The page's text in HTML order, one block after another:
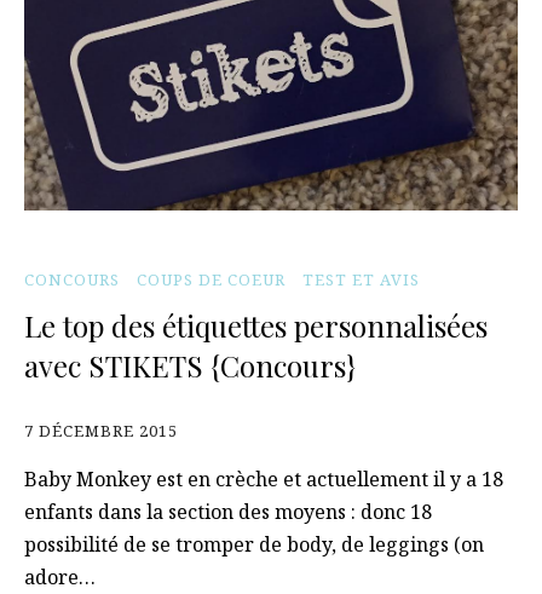
CONCOURS COUPS DE COEUR TEST ET AVIS
Le top des étiquettes personnalisées
avec STIKETS {Concours}
7 DÉCEMBRE 2015
Baby Monkey est en crèche et actuellement il y a 18
enfants dans la section des moyens : donc 18
possibilité de se tromper de body, de leggings (on
adore…